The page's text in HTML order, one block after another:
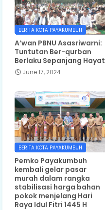
BERITA KOTA PAYAKUMBUH
A’wan PBNU Asasriwarni:
Tuntutan Ber-qurban
Berlaku Sepanjang Hayat
June 17, 2024
BERITA KOTA PAYAKUMBUH
Pemko Payakumbuh
kembali gelar pasar
murah dalam rangka
stabilisasi harga bahan
pokok menjelang Hari
Raya Idul Fitri 1445 H